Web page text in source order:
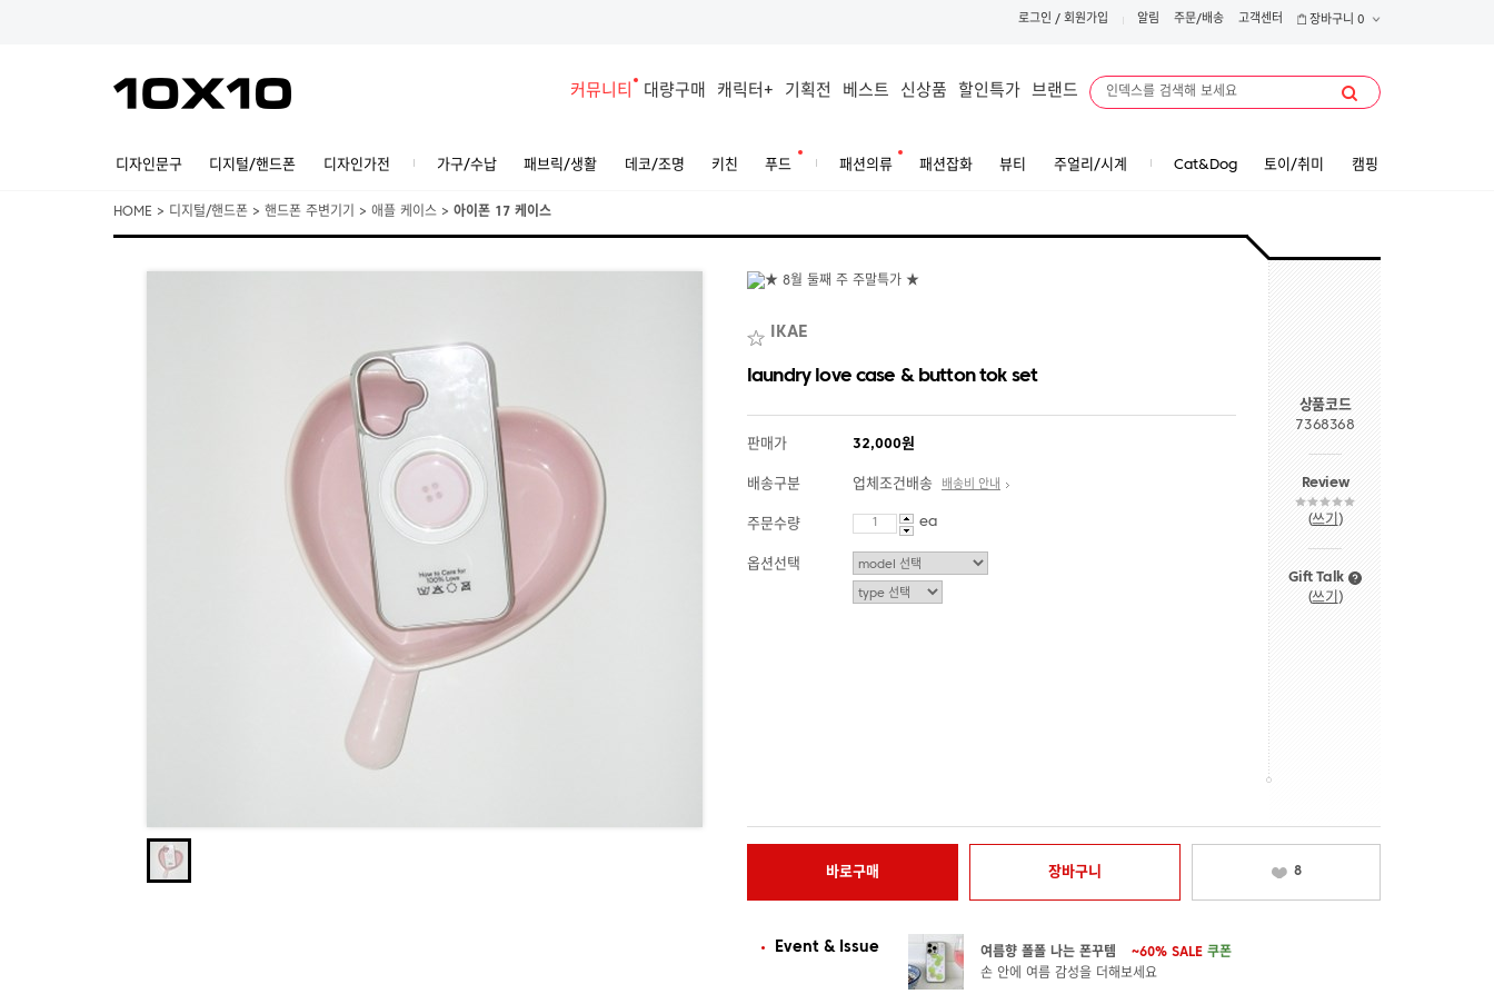
로그인 / 회원가입 알림 주문/배송 고객센터 장바구니 0
커뮤니티 대량구매 캐릭터+ 기획전 베스트 신상품 할인특가 브랜드
디자인문구 디지털/핸드폰 디자인가전 가구/수납 패브릭/생활 데코/조명 키친 푸드 패션의류 패션잡화 뷰티 주얼리/시계 Cat&Dog 토이/취미 캠핑
HOME > 디지털/핸드폰 > 핸드폰 주변기기 > 애플 케이스 > 아이폰 17 케이스
IKAE
laundry love case & button tok set
판매가 32,000원
배송구분 업체조건배송 배송비 안내
주문수량 ea
옵션선택
상품코드
7368368
Review
(쓰기 )
Gift Talk
(쓰기 )
바로구매 장바구니 8
Event & Issue 여름향 폴폴 나는 폰꾸템 ~60% SALE 쿠폰
손 안에 여름 감성을 더해보세요